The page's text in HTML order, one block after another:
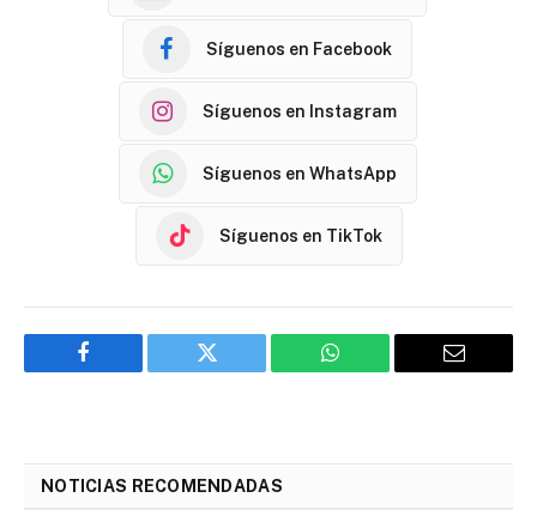
Síguenos en Facebook
Síguenos en Instagram
Síguenos en WhatsApp
Síguenos en TikTok
Facebook Twitter WhatsApp Email
NOTICIAS RECOMENDADAS